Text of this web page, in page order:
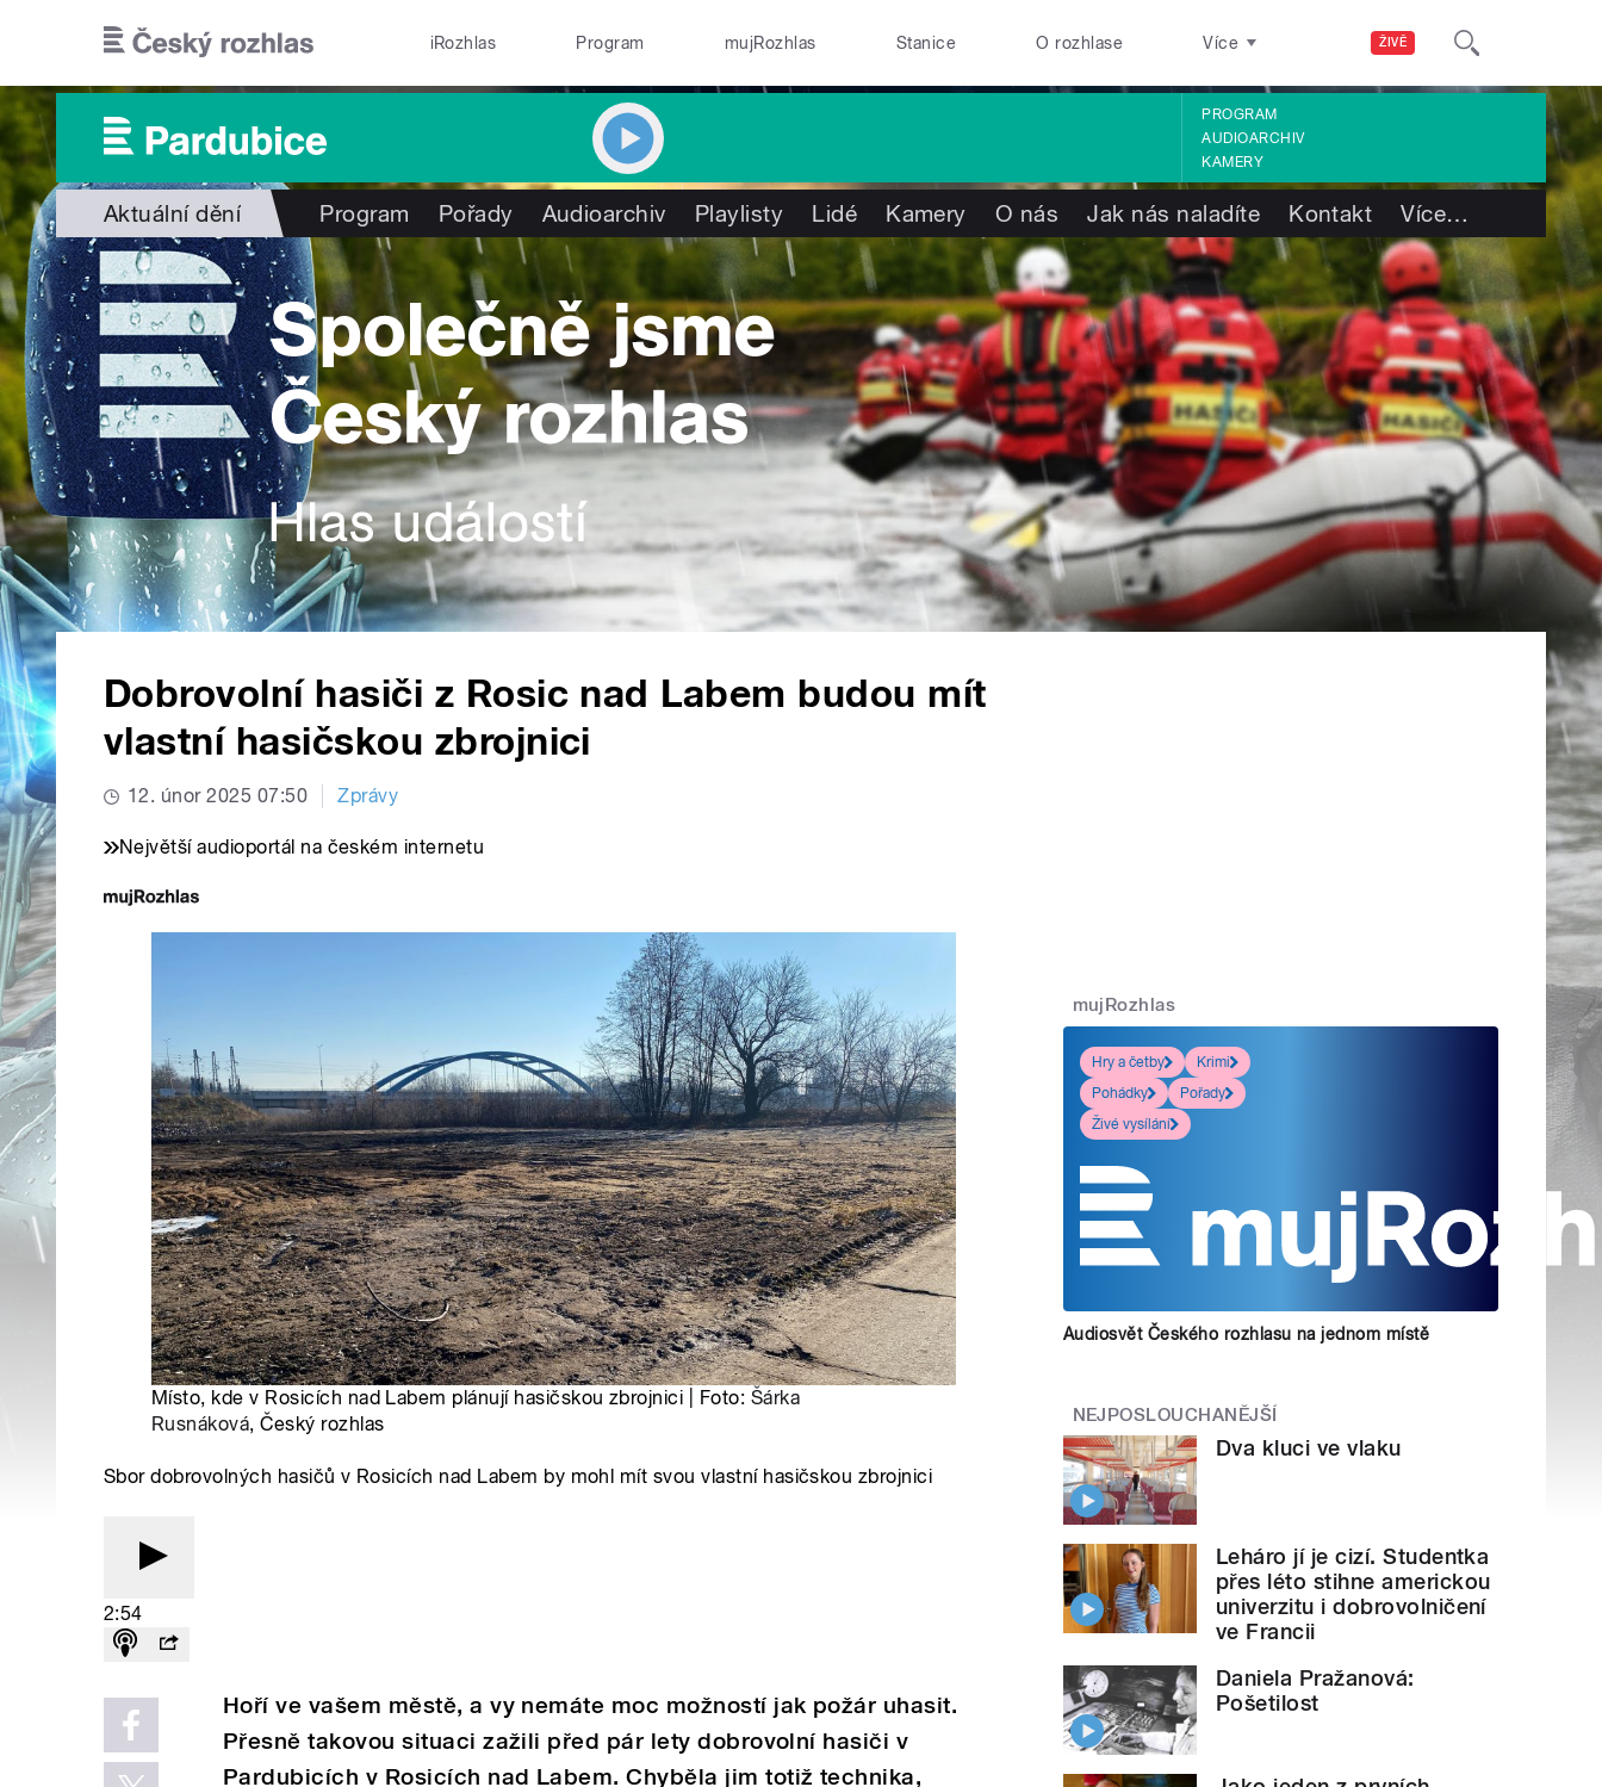
ŽIVĚ
iRozhlas Program mujRozhlas Stanice O rozhlase Více
PROGRAM
AUDIOARCHIV
KAMERY
Aktuální dění Program Pořady Audioarchiv Playlisty Lidé Kamery O nás Jak nás naladíte Kontakt Více…
Dobrovolní hasiči z Rosic nad Labem budou mít
vlastní hasičskou zbrojnici
12. únor 2025 07:50 Zprávy
Největší audioportál na českém internetu
Místo, kde v Rosicích nad Labem plánují hasičskou zbrojnici | Foto: Šárka
Rusnáková, Český rozhlas
Sbor dobrovolných hasičů v Rosicích nad Labem by mohl mít svou vlastní hasičskou zbrojnici
2:54
Hoří ve vašem městě, a vy nemáte moc možností jak požár uhasit.
Přesně takovou situaci zažili před pár lety dobrovolní hasiči v
Pardubicích v Rosicích nad Labem. Chyběla jim totiž technika,
mujRozhlas
Hry a četby
Krimi
Pohádky
Pořady
Živé vysílání
Audiosvět Českého rozhlasu na jednom místě
NEJPOSLOUCHANĚJŠÍ
Dva kluci ve vlaku
Leháro jí je cizí. Studentka
přes léto stihne americkou
univerzitu i dobrovolničení
ve Francii
Daniela Pražanová:
Pošetilost